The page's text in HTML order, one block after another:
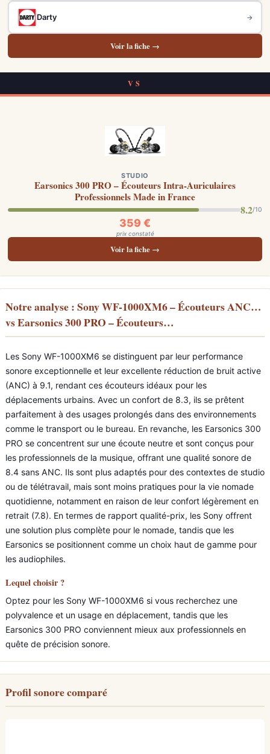
Darty →
Voir la fiche →
VS
STUDIO
Earsonics 300 PRO – Écouteurs Intra-Auriculaires
Professionnels Made in France
8.2/10
359 €
prix constaté
Voir la fiche →
Notre analyse : Sony WF-1000XM6 – Écouteurs ANC…
vs Earsonics 300 PRO – Écouteurs…
Les Sony WF-1000XM6 se distinguent par leur performance
sonore exceptionnelle et leur excellente réduction de bruit active
(ANC) à 9.1, rendant ces écouteurs idéaux pour les
déplacements urbains. Avec un confort de 8.3, ils se prêtent
parfaitement à des usages prolongés dans des environnements
comme le transport ou le bureau. En revanche, les Earsonics 300
PRO se concentrent sur une écoute neutre et sont conçus pour
les professionnels de la musique, offrant une qualité sonore de
8.4 sans ANC. Ils sont plus adaptés pour des contextes de studio
ou de télétravail, mais sont moins pratiques pour la vie nomade
quotidienne, notamment en raison de leur confort légèrement en
retrait (7.8). En termes de rapport qualité-prix, les Sony offrent
une solution plus complète pour le nomade, tandis que les
Earsonics se positionnent comme un choix haut de gamme pour
les audiophiles.
Lequel choisir ?
Optez pour les Sony WF-1000XM6 si vous recherchez une
polyvalence et un usage en déplacement, tandis que les
Earsonics 300 PRO conviennent mieux aux professionnels en
quête de précision sonore.
Profil sonore comparé